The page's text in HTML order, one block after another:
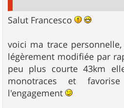
Salut Francesco
voici ma trace
légèrement modifiée par
peu plus courte 43km
monotraces et
l'engagement